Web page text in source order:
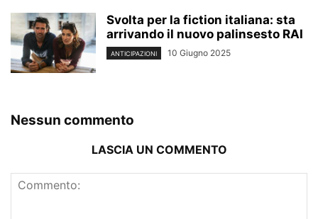
Svolta per la fiction italiana: sta
arrivando il nuovo palinsesto RAI
ANTICIPAZIONI 10 Giugno 2025
Nessun commento
LASCIA UN COMMENTO